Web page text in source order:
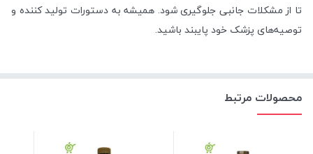
تا از مشکلات جانبی جلوگیری شود. همیشه به دستورات تولید کننده و
توصیه‌های پزشک خود پایبند باشید.
محصولات مرتبط